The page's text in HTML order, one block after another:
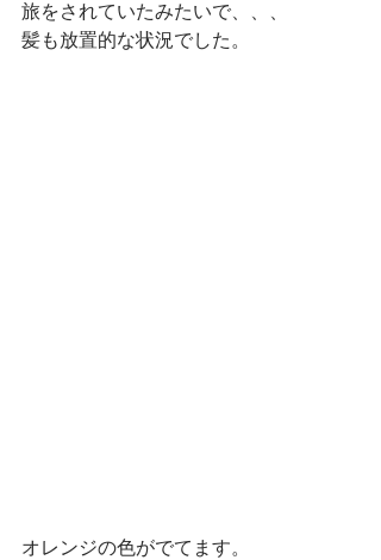
旅をされていたみたいで、、、
髪も放置的な状況でした。
オレンジの色がでてます。